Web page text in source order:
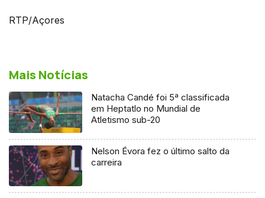
RTP/Açores
Mais Notícias
Natacha Candé foi 5ª classificada
em Heptatlo no Mundial de
Atletismo sub-20
Nelson Évora fez o último salto da
carreira